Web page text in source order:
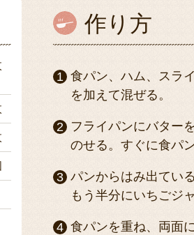
作り方
食パン、ハム、スラ
を加えて混ぜる。
フライパンにバター
のせる。すぐに食パ
パンからはみ出てい
もう半分にいちごジ
食パンを重ね、両面